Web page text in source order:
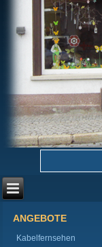
ANGEBOTE
Kabelfernsehen